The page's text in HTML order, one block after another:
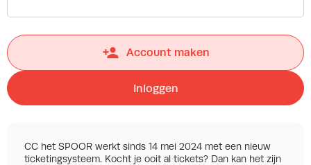
Account maken
Inloggen
CC het SPOOR werkt sinds 14 mei 2024 met een nieuw
ticketingsysteem. Kocht je ooit al tickets? Dan kan het zijn